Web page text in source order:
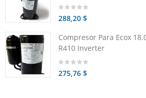
288,20 $
Compresor Para Ecox
R410 Inverter
275,76 $